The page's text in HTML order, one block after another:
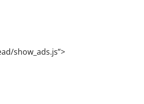
show_ads.js”>